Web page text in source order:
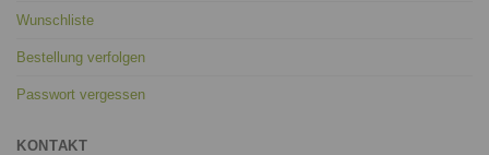
Wunschliste
Bestellung verfolgen
Passwort vergessen
KONTAKT